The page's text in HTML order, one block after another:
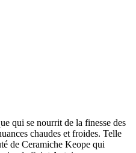
qui se nourrit de la finesse des
chaudes et froides. Telle
de Ceramiche Keope qui